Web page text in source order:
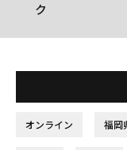
ク
オンライン 福岡